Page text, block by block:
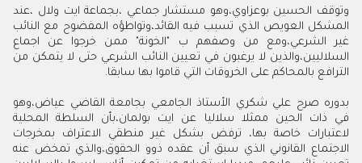
وتوقف الحسين بوعزاوي،وهو مستشار جماعي ،بجماعة ايت ولال ،عند
المشكل العويص الذي تسبب فيه القائد،وتواطؤه المفضوح مع النائب
غير الشرعي،ومع من وصفهم ب "الخونة" ممن خرجوا عن اجماع
السلاليين،والذين لا يرغبون في تعيين النائب الشرعي حتى لا يتمكن من
الترافع بالمحاكم على الخروقات التي قاموا بها سابقا.
بدوره صرح علي شكري الأستاذ الجامعي بجامعة القاضي عياض،وهو
في ذات الحين ممثلا سلاليا عن ايت بولمان،بأن السلطة المحلية
لاعتبارات خاصة بها، ترفض بشكل غير منطقي الاعتراف بمخرجات
الاجتماع القانوني الذي سبق أن عقده ذوو الحقوق،والذي تمخض عنه